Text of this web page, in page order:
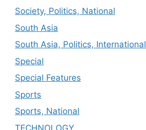
Society, Politics, National
South Asia
South Asia, Politics, International
Special
Special Features
Sports
Sports, National
TECHNOLOGY